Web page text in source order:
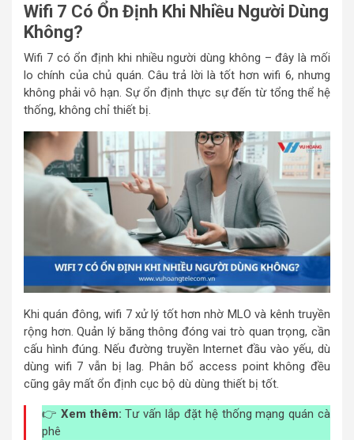
Wifi 7 Có Ổn Định Khi Nhiều Người Dùng
Không?
Wifi 7 có ổn định khi nhiều người dùng không – đây là mối
lo chính của chủ quán. Câu trả lời là tốt hơn wifi 6, nhưng
không phải vô hạn. Sự ổn định thực sự đến từ tổng thể hệ
thống, không chỉ thiết bị.
Khi quán đông, wifi 7 xử lý tốt hơn nhờ MLO và kênh truyền
rộng hơn. Quản lý băng thông đóng vai trò quan trọng, cần
cấu hình đúng. Nếu đường truyền Internet đầu vào yếu, dù
dùng wifi 7 vẫn bị lag. Phân bổ access point không đều
cũng gây mất ổn định cục bộ dù dùng thiết bị tốt.
👉 Xem thêm:Tư vấn lắp đặt hệ thống mạng quán cà
phê